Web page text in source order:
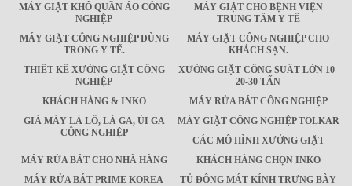
MÁY GIẶT KHÔ QUẦN ÁO CÔNG
NGHIỆP
MÁY GIẶT CHO BỆNH VIỆN
TRUNG TÂM Y TẾ
MÁY GIẶT CÔNG NGHIỆP DÙNG
TRONG Y TẾ.
MÁY GIẶT CÔNG NGHIỆP CHO
KHÁCH SẠN.
THIẾT KẾ XƯỞNG GIẶT CÔNG
NGHIỆP
XƯỞNG GIẶT CÔNG SUẤT LỚN 10-
20-30 TẤN
KHÁCH HÀNG & INKO
MÁY RỬA BÁT CÔNG NGHIỆP
GIÁ MÁY LÀ LÔ, LÀ GA, ỦI GA
CÔNG NGHIỆP
MÁY GIẶT CÔNG NGHIỆP TOLKAR
CÁC MÔ HÌNH XƯỞNG GIẶT
MÁY RỬA BÁT CHO NHÀ HÀNG
KHÁCH HÀNG CHỌN INKO
MÁY RỬA BÁT PRIME KOREA
TỦ ĐÔNG MÁT KÍNH TRƯNG BÀY